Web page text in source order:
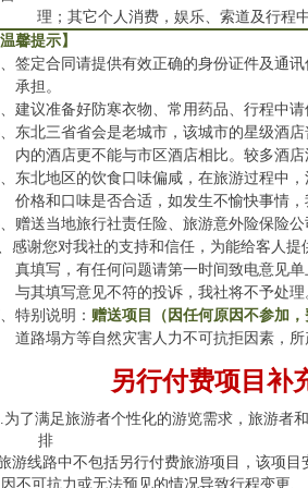
；其它个人消费，娱乐、索道及行程中
温馨提示】
签定合同请提供有效正确的身份证件及通
承担。
建议准备好防寒衣物、常用药品、行程中请
东北三省省会是老城市，该城市的星级酒
内的酒店更不能与市区酒店相比。较多酒
东北地区的饮食口味偏咸，在旅游过程中
价格和口味是否合适，如发生不愉快事情
赠送当地旅行社责任险、旅游意外险保险
感谢您对我社的支持和信任，为能给客人
真填写，有任何问题请第一时间致电意见
与其填写意见不符的投诉，我社将不予处
特别说明：赠送项目（因任何原因不参加
道路塌方等自然灾害人力不可抗拒因素，所
另行付费项目补
为了满足旅游者个性化的游览需求，旅游者
排
路中不包括另行付费旅游项目，该项目
因不可抗力或无法预见的情况导致行程变更